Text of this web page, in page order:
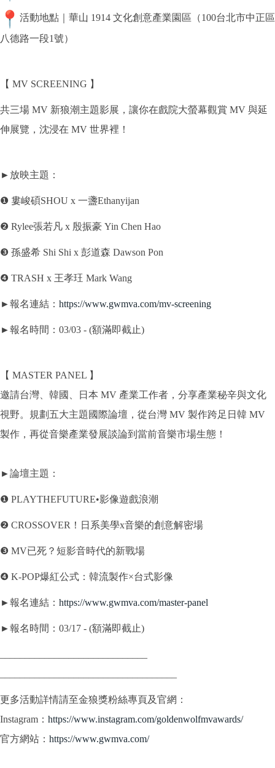
活動地點｜華山 1914 文化創意產業園區（100台北市中正區
八德路一段1號）
【 MV SCREENING 】
共三場 MV 新狼潮主題影展，讓你在戲院大螢幕觀賞 MV 與延
伸展覽，沈浸在 MV 世界裡！
►放映主題：
❶ 婁峻碩SHOU x 一盞Ethanyijan
❷ Rylee張若凡 x 殷振豪 Yin Chen Hao
❸ 孫盛希 Shi Shi x 彭道森 Dawson Pon
❹ TRASH x 王孝玨 Mark Wang
►報名連結： https://www.gwmva.com/mv-screening
►報名時間：03/03 - (額滿即截止)
【 MASTER PANEL 】
邀請台灣、韓國、日本 MV 產業工作者，分享產業秘辛與文化
視野。規劃五大主題國際論壇， 從台灣 MV 製作跨足日韓 MV
製作，再從音樂產業發展談論到當前音樂市場生態！
►論壇主題：
❶ PLAYTHEFUTURE•影像遊戲浪潮
❷ CROSSOVER！日系美學x音樂的創意解密場
❸ MV已死？短影音時代的新戰場
❹ K-POP爆紅公式：韓流製作×台式影像
►報名連結： https://www.gwmva.com/master-panel
►報名時間：03/17 - (額滿即截止)
更多活動詳情請至金狼獎粉絲專頁及官網：
Instagram： https://www.instagram.com/goldenwolfmvawards/
官方網站： https://www.gwmva.com/